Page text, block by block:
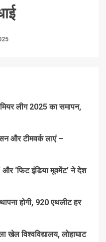
लीग 2025 का समापन,
और टीमवर्क लाएं –
और ‘फिट इंडिया मूवमेंट’ ने देश
होगी, 920 एथलीट हर
खेल विश्वविद्यालय, लोहाघाट